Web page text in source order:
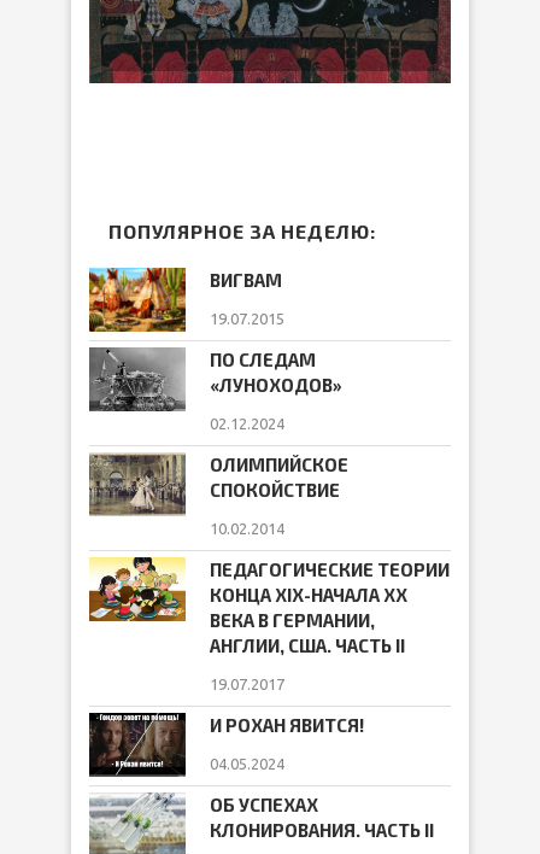
ПОПУЛЯРНОЕ ЗА НЕДЕЛЮ:
ВИГВАМ
19.07.2015
ПО СЛЕДАМ
«ЛУНОХОДОВ»
02.12.2024
ОЛИМПИЙСКОЕ
СПОКОЙСТВИЕ
10.02.2014
ПЕДАГОГИЧЕСКИЕ ТЕОРИИ
КОНЦА ХIХ-НАЧАЛА ХХ
ВЕКА В ГЕРМАНИИ,
АНГЛИИ, США. ЧАСТЬ II
19.07.2017
И РОХАН ЯВИТСЯ!
04.05.2024
ОБ УСПЕХАХ
КЛОНИРОВАНИЯ. ЧАСТЬ II